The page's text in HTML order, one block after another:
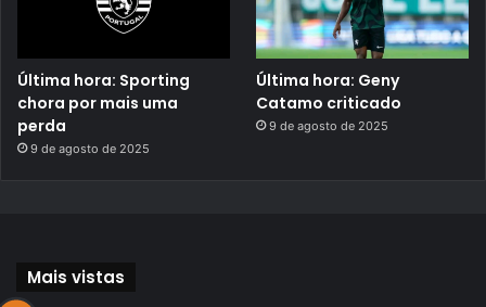
Última hora: Sporting
chora por mais uma
perda
9 de agosto de 2025
Última hora: Geny
Catamo criticado
9 de agosto de 2025
Mais vistas